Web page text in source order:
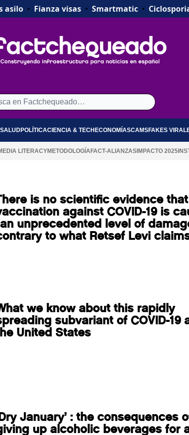
asilo• Fianza visas• Smartmatic•
SALUDPOLÍTICACIENCIA & TECH ECONOMÍASCAMSFAKES
LITERACYMETODOLOGÍA FACT-ALIANZASIMPACTO 2025
is no scientific evidence that
against COVID-19 is
unprecedented level of
to what Retsef Levi
we know about this rapidly
subvariant of COVID-19
United States
January’ : the consequences
up alcoholic beverages for